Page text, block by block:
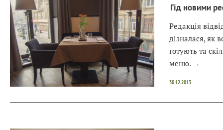
Гід новими
Редакція
дізналася, як
готують та
меню. →
30.12.2013